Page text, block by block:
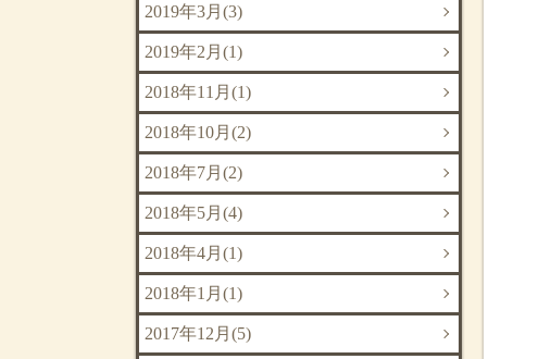
2019年3月(3)
2019年2月(1)
2018年11月(1)
2018年10月(2)
2018年7月(2)
2018年5月(4)
2018年4月(1)
2018年1月(1)
2017年12月(5)